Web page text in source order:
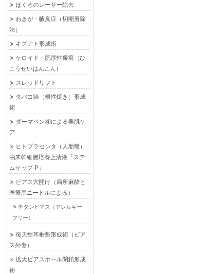
ほくろのレーザー除去
わきが・腋臭症（切開剪除
法）
キズアト形成術
ケロイド・肥厚性瘢痕（ひ
こうせいはんこん）
スレッドリフト
タバコ跡（根性焼き）形成
術
ダーマペン④による美肌ケ
ア
ヒトプラセンタ（人胎盤）
由来幹細胞培養上清液「ステ
ムサップ-P」
ピアス穴開け（局所麻酔と
医療用ニードルによる）
チタンピアス（アレルギー
フリー）
後天性耳垂裂形成術（ピア
ス外傷）
拡大ピアスホール閉鎖形成
術